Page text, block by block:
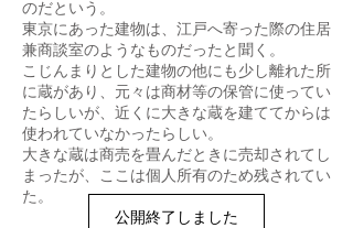
のだという。
東京にあった建物は、江戸へ寄った際の住居
兼商談室のようなものだったと聞く。
こじんまりとした建物の他にも少し離れた所
に蔵があり、元々は商材等の保管に使ってい
たらしいが、近くに大きな蔵を建ててからは
使われていなかったらしい。
大きな蔵は商売を畳んだときに売却されてし
まったが、ここは個人所有のため残されてい
た。
公開終了しました